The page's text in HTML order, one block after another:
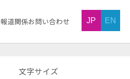
報道関係お問い合わせ JP EN
文字サイズ